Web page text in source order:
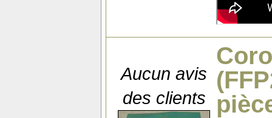
Aucun avis
des clients